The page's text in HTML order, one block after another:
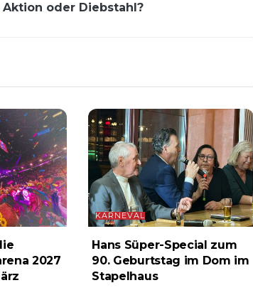
Aktion oder Diebstahl?
2027
KARNEVAL
Hans Süper-Special zum
90. Geburtstag im Dom im
Stapelhaus